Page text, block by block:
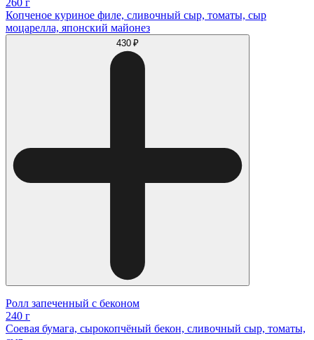
Копченое куриное филе, сливочный сыр, томаты, сыр
моцарелла, японский майонез
430 ₽
Ролл запеченный с беконом
240 г
Соевая бумага, сырокопчёный бекон, сливочный сыр, томаты,